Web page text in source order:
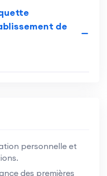
de
personnelle et
des premières